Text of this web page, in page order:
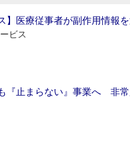
】医療従事者が副作用情報
ビス
『止まらない』事業へ 非